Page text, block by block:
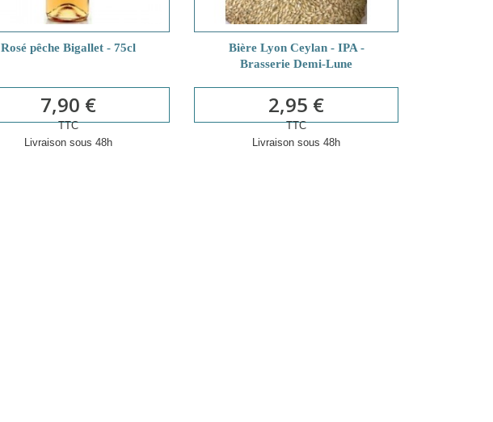
Rosé pêche Bigallet - 75cl
7,90 €
TTC
Livraison sous 48h
Bière Lyon Ceylan - IPA -
Brasserie Demi-Lune
2,95 €
TTC
Livraison sous 48h